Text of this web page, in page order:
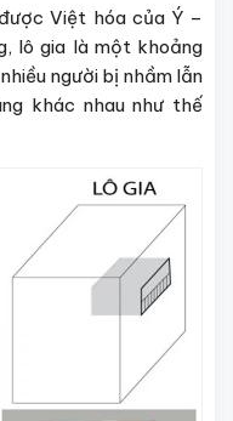
Việt hóa của Ý –
lô gia là một khoảng
người bị nhầm lẫn
khác nhau như thế